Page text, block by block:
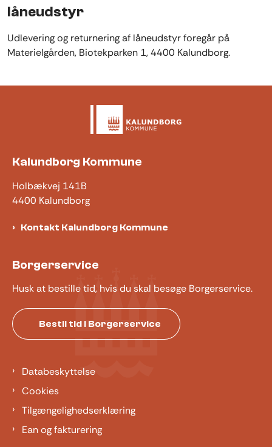
låneudstyr
Udlevering og returnering af låneudstyr foregår på
Materielgården, Biotekparken 1, 4400 Kalundborg.
Kalundborg Kommune
Holbækvej 141B
4400 Kalundborg
Kontakt Kalundborg Kommune
Borgerservice
Husk at bestille tid, hvis du skal besøge Borgerservice.
Bestil tid i Borgerservice
Databeskyttelse
Cookies
Tilgængelighedserklæring
Ean og fakturering